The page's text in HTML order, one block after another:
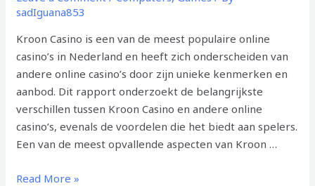
sadIguana853
Kroon Casino is een van de meest populaire online
casino’s in Nederland en heeft zich onderscheiden van
andere online casino’s door zijn unieke kenmerken en
aanbod. Dit rapport onderzoekt de belangrijkste
verschillen tussen Kroon Casino en andere online
casino’s, evenals de voordelen die het biedt aan spelers.
Een van de meest opvallende aspecten van Kroon …
Kroon
Read More »